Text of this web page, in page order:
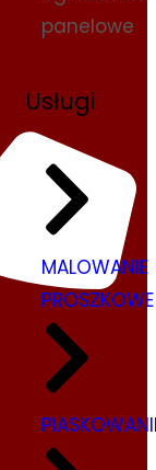
Usługi
MALOWANIE
PROSZKOWE